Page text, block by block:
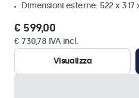
Dimensioni esterne: 522 x 317
€ 599,00
€ 730,78 IVA incl.
Visualizza